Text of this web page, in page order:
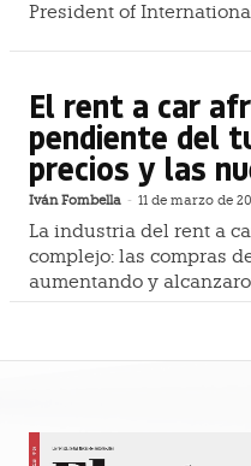
President of
El rent a car
pendiente del
precios y las
Iván Fombella - 11 de marzo de
La industria del rent a
complejo: las compras
aumentando y